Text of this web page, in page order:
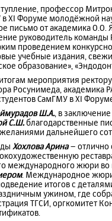
профессор
в XI Форуме молодёжной
письмо от академика
руководитель
проведением
учебные издания,
образование»,
мероприятия
Росунимеда, академика
СамГМУ в XI
Ш.А., в
С.Ш.благодарственные
дальнейшего
Хохлова Арина– отлично
международного жюри
. Международное жюри
итогов с
ужином, где
ТГСИ, оргкомитет